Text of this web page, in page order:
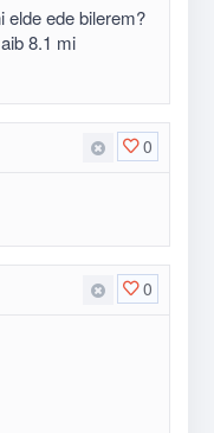
elde ede bilerem?
8.1 mi
0
0